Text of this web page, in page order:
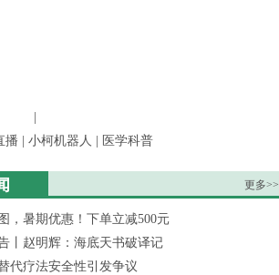
播 小柯机器人 医学科普
更多>>
，暑期优惠！下单立减500元
丨赵明辉：海底天书破译记
代疗法安全性引发争议